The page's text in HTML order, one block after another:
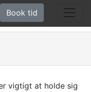
Book tid
vigtigt at holde sig